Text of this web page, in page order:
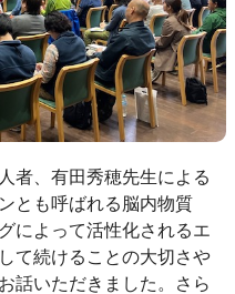
者、有田秀穂先生による
とも呼ばれる脳内物質
によって活性化されるエ
て続けることの大切さや
話いただきました。さら